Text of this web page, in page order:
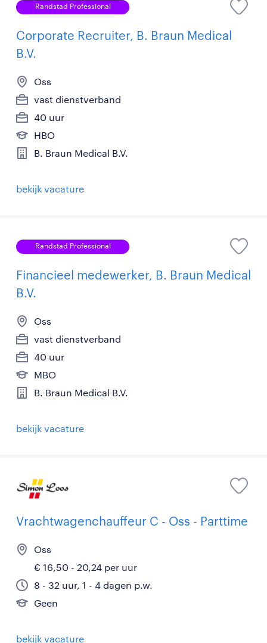
Randstad Professional
Corporate Recruiter, B. Braun Medical
B.V.
Oss
vast dienstverband
40 uur
HBO
B. Braun Medical B.V.
bekijk vacature
Randstad Professional
Financieel medewerker, B. Braun Medical
B.V.
Oss
vast dienstverband
40 uur
MBO
B. Braun Medical B.V.
bekijk vacature
Vrachtwagenchauffeur C - Oss - Parttime
Oss
€ 16,50 - 20,24 per uur
8 - 32 uur, 1 - 4 dagen p.w.
Geen
bekijk vacature